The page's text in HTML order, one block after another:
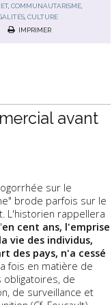
,COMMUNAUTARISME,
,CULTURE
IMPRIMER
avant
sur le
brode parfois sur le
L'historien rappellera
en cent ans, l'emprise
vie des individus,
des pays, n'a cessé
fois en matière de
de
de surveillance et